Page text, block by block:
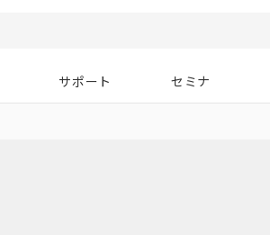
サポート セミナ